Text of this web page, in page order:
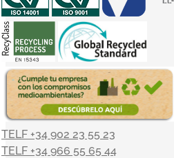
TELF +34 902 23 55 23
TELF +34 966 55 65 44